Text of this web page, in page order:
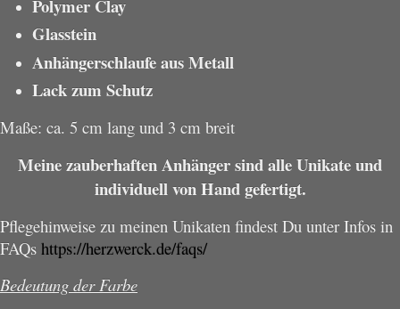
Polymer Clay
Glasstein
Anhängerschlaufe aus Metall
Lack zum Schutz
Maße: ca. 5 cm lang und 3 cm breit
Meine zauberhaften Anhänger sind alle Unikate und
individuell von Hand gefertigt.
Pflegehinweise zu meinen Unikaten findest Du unter Infos in
FAQs https://herzwerck.de/faqs/
Bedeutung der Farbe